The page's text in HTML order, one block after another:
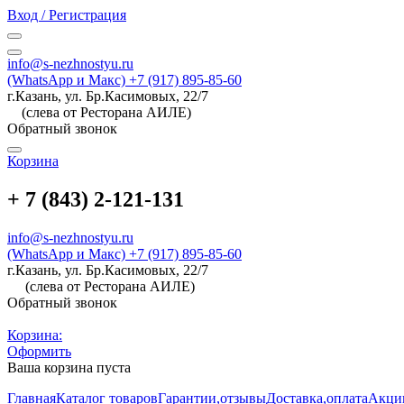
Вход / Регистрация
info@s-nezhnostyu.ru
(WhatsApp и Макс) +7 (917) 895-85-60
г.Казань, ул. Бр.Касимовых, 22/7
(слева от Ресторана АИЛЕ)
Обратный звонок
Корзина
+ 7 (843) 2-121-131
info@s-nezhnostyu.ru
(WhatsApp и Макс) +7 (917) 895-85-60
г.Казань, ул. Бр.Касимовых, 22/7
(слева от Ресторана АИЛЕ)
Обратный звонок
Корзина:
Оформить
Ваша корзина пуста
ГлавнаяКаталог товаровГарантии,отзывыДоставка,оплата